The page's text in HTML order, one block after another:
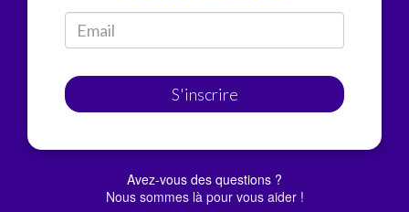
S'inscrire
Avez-vous des questions ?
Nous sommes là pour vous aider !